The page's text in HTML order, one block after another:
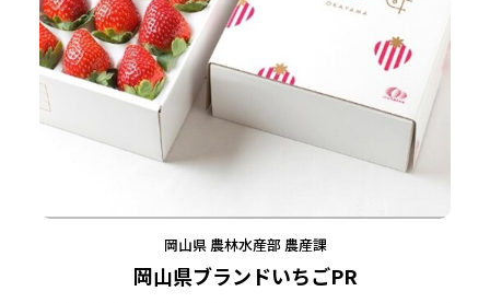
岡山県ブランドいちごPR
岡山県 農林水産部 農産課